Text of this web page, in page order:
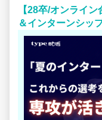
迷いが出てきていま
～～～～～
「志望企業のイン
らなんか違う気が
「自分の就活軸は
その迷いは、実際
れたものだからこそ
ネット検索やAIで
【28卒/オンライ
＆インターンシッ